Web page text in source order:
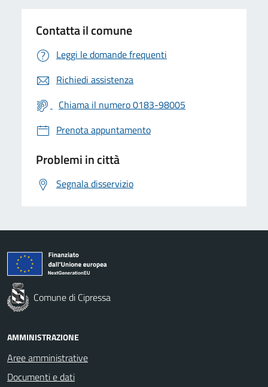
Contatta il comune
Leggi le domande frequenti
Richiedi assistenza
Chiama il numero 0183-98005
Prenota appuntamento
Problemi in città
Segnala disservizio
Comune di Cipressa
AMMINISTRAZIONE
Aree amministrative
Documenti e dati